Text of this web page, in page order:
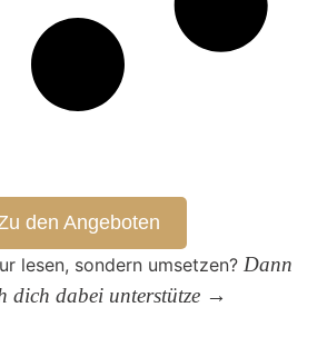
den Angeboten
lesen, sondern umsetzen? Dann
dich dabei unterstütze →